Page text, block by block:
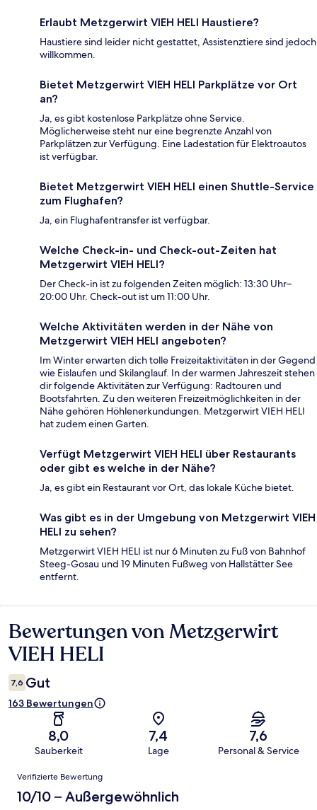
Erlaubt Metzgerwirt VIEH HELI Haustiere?
Haustiere sind leider nicht gestattet, Assistenztiere sind jedoch
willkommen.
Bietet Metzgerwirt VIEH HELI Parkplätze vor Ort
an?
Ja, es gibt kostenlose Parkplätze ohne Service.
Möglicherweise steht nur eine begrenzte Anzahl von
Parkplätzen zur Verfügung. Eine Ladestation für Elektroautos
ist verfügbar.
Bietet Metzgerwirt VIEH HELI einen Shuttle-Service
zum Flughafen?
Ja, ein Flughafentransfer ist verfügbar.
Welche Check-in- und Check-out-Zeiten hat
Metzgerwirt VIEH HELI?
Der Check-in ist zu folgenden Zeiten möglich: 13:30 Uhr–
20:00 Uhr. Check-out ist um 11:00 Uhr.
Welche Aktivitäten werden in der Nähe von
Metzgerwirt VIEH HELI angeboten?
Im Winter erwarten dich tolle Freizeitaktivitäten in der Gegend
wie Eislaufen und Skilanglauf. In der warmen Jahreszeit stehen
dir folgende Aktivitäten zur Verfügung: Radtouren und
Bootsfahrten. Zu den weiteren Freizeitmöglichkeiten in der
Nähe gehören Höhlenerkundungen. Metzgerwirt VIEH HELI
hat zudem einen Garten.
Verfügt Metzgerwirt VIEH HELI über Restaurants
oder gibt es welche in der Nähe?
Ja, es gibt ein Restaurant vor Ort, das lokale Küche bietet.
Was gibt es in der Umgebung von Metzgerwirt VIEH
HELI zu sehen?
Metzgerwirt VIEH HELI ist nur 6 Minuten zu Fuß von Bahnhof
Steeg-Gosau und 19 Minuten Fußweg von Hallstätter See
entfernt.
Bewertungen
Bewertungen von Metzgerwirt
VIEH HELI
7,6 Gut
163 Bewertungen
8,0
Sauberkeit
7,4
Lage
7,6
Personal & Service
Bewertungen
Verifizierte Bewertung
10/10 – Außergewöhnlich